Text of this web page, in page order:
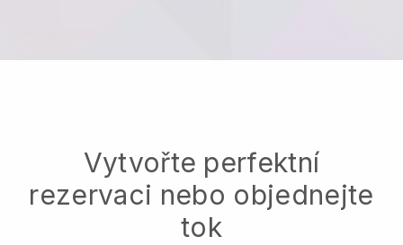
Vytvořte perfektní
rezervaci nebo objednejte
tok